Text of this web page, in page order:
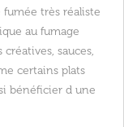
très réaliste
au fumage
sauces,
certains plats
bénéficier d une